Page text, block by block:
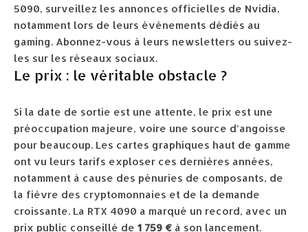
5090, surveillez les annonces officielles de Nvidia,
notamment lors de leurs événements dédiés au
gaming. Abonnez-vous à leurs newsletters ou suivez-
les sur les réseaux sociaux.
Le prix : le véritable obstacle ?
Si la date de sortie est une attente, le prix est une
préoccupation majeure, voire une source d’angoisse
pour beaucoup. Les cartes graphiques haut de gamme
ont vu leurs tarifs exploser ces dernières années,
notamment à cause des pénuries de composants, de
la fièvre des cryptomonnaies et de la demande
croissante. La RTX 4090 a marqué un record, avec un
prix public conseillé de 1 759 € à son lancement.